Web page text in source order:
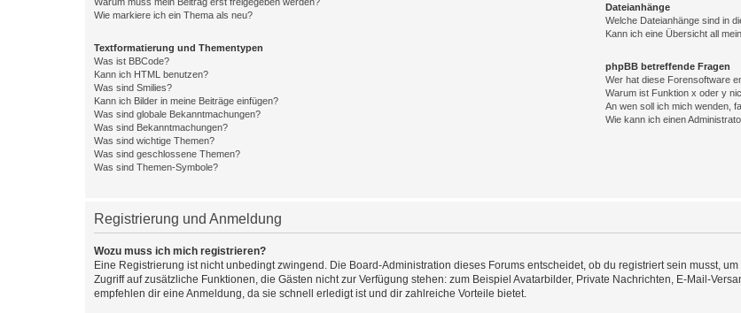
Wie markiere ich ein Thema als neu?
Textformatierung und Thementypen
Was ist BBCode?
Kann ich HTML benutzen?
Was sind Smilies?
Kann ich Bilder in meine Beiträge einfügen?
Was sind globale Bekanntmachungen?
Was sind Bekanntmachungen?
Was sind wichtige Themen?
Was sind geschlossene Themen?
Was sind Themen-Symbole?
Dateianhänge
Welche Dateianhänge sind in
Kann ich eine Übersicht all
phpBB betreffende Fragen
Wer hat diese Forensoftware
Warum ist Funktion x oder y
An wen soll ich mich wenden,
Wie kann ich einen
Registrierung und Anmeldung
Wozu muss ich mich registrieren?
Eine Registrierung ist nicht unbedingt zwingend. Die Board-Administration dieses Forums entscheidet, ob du registriert sein musst,
Zugriff auf zusätzliche Funktionen, die Gästen nicht zur Verfügung stehen: zum Beispiel Avatarbilder, Private Nachrichten, E-Mail-
empfehlen dir eine Anmeldung, da sie schnell erledigt ist und dir zahlreiche Vorteile bietet.